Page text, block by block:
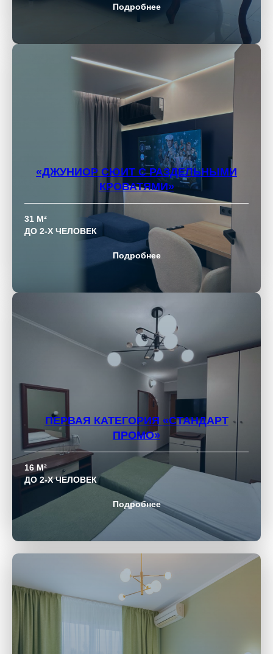
Подробнее
«ДЖУНИОР СЮИТ С РАЗДЕЛЬНЫМИ
КРОВАТЯМИ»
31 М²
ДО 2-Х ЧЕЛОВЕК
Подробнее
ПЕРВАЯ КАТЕГОРИЯ «СТАНДАРТ
ПРОМО»
16 М²
ДО 2-Х ЧЕЛОВЕК
Подробнее